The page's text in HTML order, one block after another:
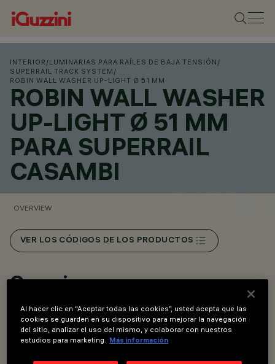
INTERIOR /LUMINARIAS PARA RAÍLES DE BAJA TENSIÓN /
SUPERRAIL TRACK SYSTEM /
ROBIN WALL WASHER UP-LIGHT Ø 51 MM
ROBIN WALL WASHER
UP-LIGHT Ø 51 MM
PARA SUPERRAIL
CASAMBI
OVERVIEW
VER LOS CÓDIGOS DE LOS PRODUCTOS
Overview
Proyector orientable miniaturizado completo con
adaptador para instalación en Superrail.
Al hacer clic en “Aceptar todas las cookies”, usted acepta que las
cookies se guarden en su dispositivo para mejorar la navegación
del sitio, analizar el uso del mismo, y colaborar con nuestros
estudios para marketing.
Más información